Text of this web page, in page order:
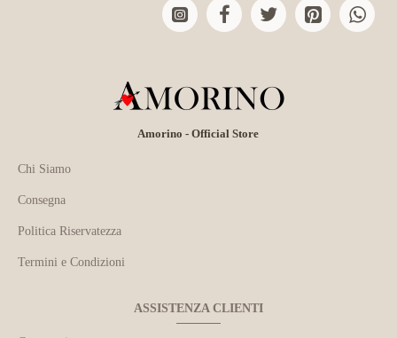
Amorino - Official Store
Chi Siamo
Consegna
Politica Riservatezza
Termini e Condizioni
ASSISTENZA CLIENTI